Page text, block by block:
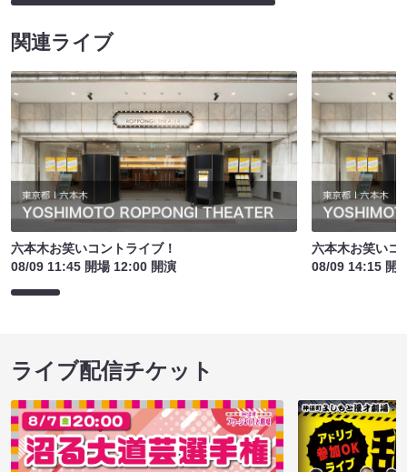
関連ライブ
六本木お笑いコントライブ！
08/09 11:45 開場 12:00 開演
六本木お笑いコ
08/09 14:15 開
ライブ配信チケット